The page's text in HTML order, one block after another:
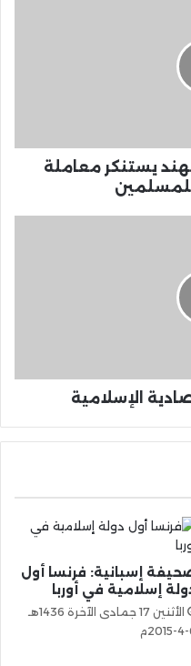
يستنكر معاملة
للمسلمين
الإسلامية
إسبانية: فرنسا أول
إسلامية في أوربا
الأثنين 17 جمادى الآخرة 1436هـ